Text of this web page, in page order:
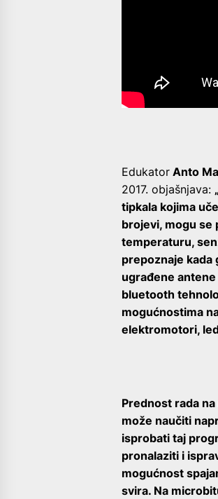
Edukator Anto
2017. objašnjava:
tipkala kojima
brojevi, mogu se
temperaturu,
prepoznaje kada
ugrađene
bluetooth
mogućnostima
elektromotori,
Prednost rada
može naučiti
isprobati taj
pronalaziti i
mogućnost
svira. Na